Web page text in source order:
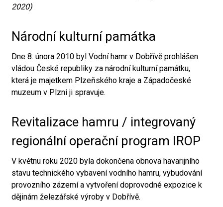
2020)
Národní kulturní památka
Dne 8. února 2010 byl Vodní hamr v Dobřívě prohlášen
vládou České republiky za národní kulturní památku,
která je majetkem Plzeňského kraje a Západočeské
muzeum v Plzni ji spravuje.
Revitalizace hamru / integrovaný
regionální operační program IROP
V květnu roku 2020 byla dokončena obnova havarijního
stavu technického vybavení vodního hamru, vybudování
provozního zázemí a vytvoření doprovodné expozice k
dějinám železářské výroby v Dobřívě.